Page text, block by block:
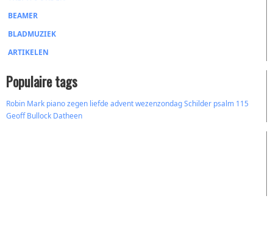
BEAMER
BLADMUZIEK
ARTIKELEN
Populaire tags
Robin Mark pianozegen liefdeadventwezenzondagSchilder psalm 115
Geoff Bullock Datheen